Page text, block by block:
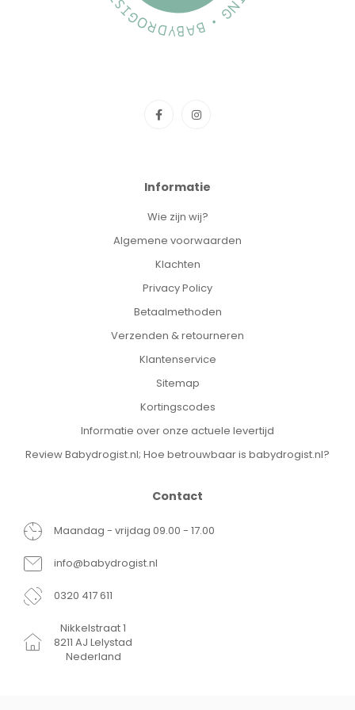
Informatie
Wie zijn wij?
Algemene voorwaarden
Klachten
Privacy Policy
Betaalmethoden
Verzenden & retourneren
Klantenservice
Sitemap
Kortingscodes
Informatie over onze actuele levertijd
Review Babydrogist.nl; Hoe betrouwbaar is babydrogist.nl?
Contact
Maandag - vrijdag 09.00 - 17.00
info@babydrogist.nl
0320 417 611
Nikkelstraat 1
8211 AJ Lelystad
Nederland